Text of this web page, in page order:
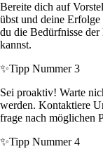
Bereite dich auf
übst und deine Erfolge
du die Bedürfnisse
kannst.
✨Tipp Nummer 3
Sei proaktiv! Warte
werden. Kontaktiere
frage nach möglichen
✨Tipp Nummer 4